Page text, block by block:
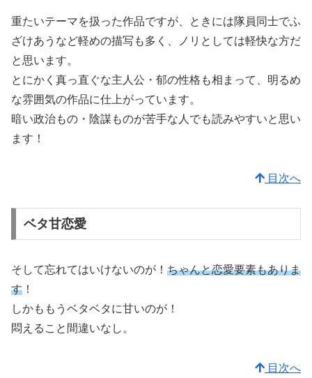
重たいテーマを扱った作品ですが、ときには隊員同士でふ
ざけあうなど軽めの描写も多く、ノリとしては軽快な方だ
と思います。
とにかく真っ直ぐな主人公・郁の性格も相まって、明るめ
な雰囲気の作品に仕上がっています。
暗い政治もの・陰謀ものが苦手な人でも読みやすいと思い
ます！
目次へ
ベタ甘恋愛
そして忘れてはいけないのが！ ちゃんと恋愛要素もありま
す ！
しかももうベタベタに甘いのが！
悶えること間違いなし。
目次へ